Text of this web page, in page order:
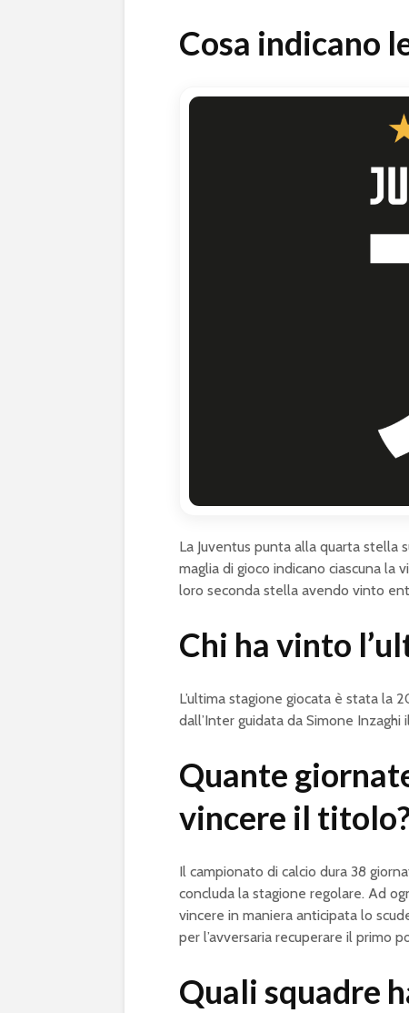
Cosa indicano
La Juventus punta alla quarta
maglia di gioco indicano ciascuna
loro seconda stella avendo vinto
Chi ha vinto
L’ultima stagione giocata è stata la
dall’Inter guidata da Simone Inzaghi
Quante
vincere il
Il campionato di calcio dura 38
concluda la stagione regolare. Ad
vincere in maniera anticipata lo
per l’avversaria recuperare il primo
Quali squadre